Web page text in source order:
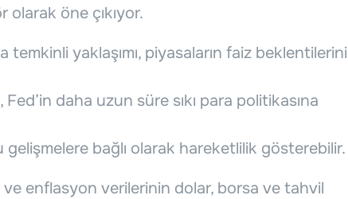
öne çıkıyor.
temkinli yaklaşımı, piyasaların faiz beklentilerini
daha uzun süre sıkı para politikasına
bağlı olarak hareketlilik gösterebilir.
ve enflasyon verilerinin dolar, borsa ve tahvil